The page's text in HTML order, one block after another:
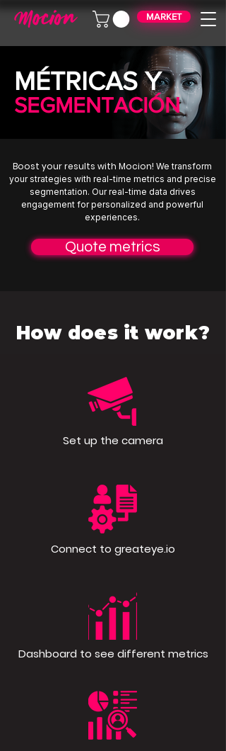
MARKET
MÉTRICAS Y
SEGMENTACIÓN
Boost your results with Mocion! We transform
your strategies with real-time metrics and precise
segmentation. Our real-time data drives
engagement for personalized and powerful
experiences.
Quote metrics
How does it work?
Set up the camera
Connect to greateye.io
Dashboard to see different metrics